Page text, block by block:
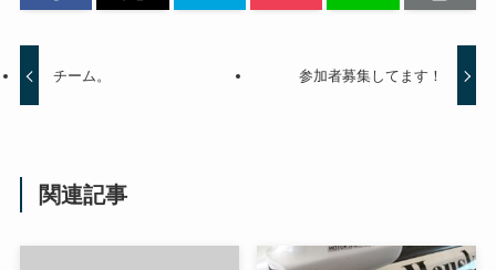
チーム。 参加者募集してます！
関連記事